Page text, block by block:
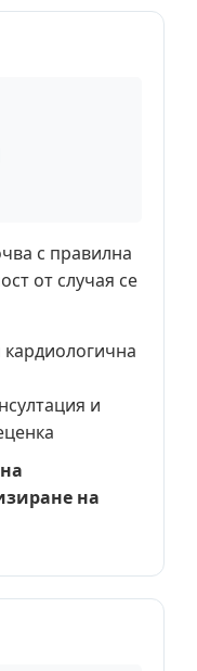
с правилна
от случая се
и
на